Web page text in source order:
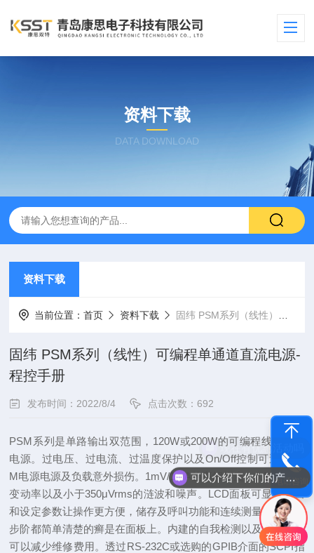
资料下载
DATA DOWNLOAD
资料下载
当前位置：首页 资料下载 固纬 PSM系列（线性）可编程单通道直流电源-程控手册
固纬 PSM系列（线性）可编程单通道直流电源-
程控手册
发布时间：2022/8/4 点击次数：692
PSM系列是单路输出双范围，120W或200W的可编程线性直流
电源。过电压、过电流、过温度保护以及On/Off控制可避免PS
M电源电源及负载意外损伤。1mV/1mA的高解析度，0.01%的低
变动率以及小于350μVrms的涟波和噪声。LCD面板可显示输出
和设定参数让操作更方便，储存及呼叫功能和连续测量时的自动
步阶都简单清楚的癣是在面板上。内建的自我检测以及校正软体
可以减少维修费用。透过RS-232C或选购的GPIB介面的SCPI指
电话咨询
可以介绍下你们的产品么
现在有优惠活动吗